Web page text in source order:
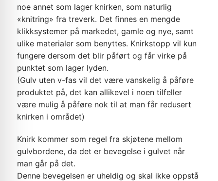
noe annet som lager knirken, som naturlig
«knitring» fra treverk. Det finnes en mengde
klikksystemer på markedet, gamle og nye, samt
ulike materialer som benyttes. Knirkstopp vil kun
fungere dersom det blir påført og får virke på
punktet som lager lyden.
(Gulv uten v-fas vil det være vanskelig å påføre
produktet på, det kan allikevel i noen tilfeller
være mulig å påføre nok til at man får redusert
knirken i området)
Knirk kommer som regel fra skjøtene mellom
gulvbordene, da det er bevegelse i gulvet når
man går på det.
Denne bevegelsen er uheldig og skal ikke oppstå